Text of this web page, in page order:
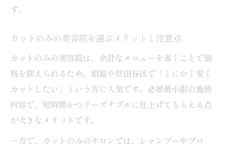
す。
カットのみの美容院を選ぶメリットと注意点
カットのみの美容院は、余計なメニューを省くことで価
格を抑えられるため、昭島や世田谷区で「とにかく安く
カットしたい」という方に人気です。必要最小限の施術
内容で、短時間かつリーズナブルに仕上げてもらえる点
が大きなメリットです。
一方で、カットのみのサロンでは、シャンプーやブロ